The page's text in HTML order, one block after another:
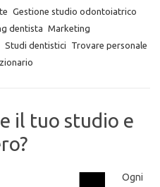
Gestione studio odontoiatrico
dentista Marketing
Studi dentistici
Trovare personale
il tuo studio e
Ogni